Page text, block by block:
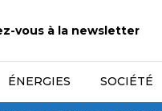
vous à la newsletter
ÉNERGIES SOCIÉTÉ